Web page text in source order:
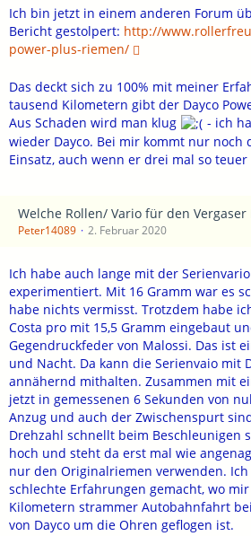
Wenn hier bei jemanden der
Marke war es dann? Der Originalriemen
Yamaha selbst hergestellt. Malossi wird
irgendwem auch schon mal der
gerissen?
Was mir jetzt nachträglich noch auffällt
Riemen hatte ich ganz normal über Ebay
ist der Riemen ja in der Mitte von einer
zusammen gebogen und wieder in diese
er in einen kleineren Umschlag gepasst
Was sagen die Experten?
Gruß Peter
Ich bin jetzt in einem anderen Forum
Bericht gestolpert: http://
power-plus-riemen/
Das deckt sich zu 100% mit meiner
tausend Kilometern gibt der Dayco
Aus Schaden wird man klug
- ich
wieder Dayco. Bei mir kommt nur noch
Einsatz, auch wenn er drei mal so teuer
Welche Rollen/ Vario für den Vergaser
Peter14089 2. Februar 2020
Ich habe auch lange mit der
experimentiert. Mit 16 Gramm war es
habe nichts vermisst. Trotzdem habe
Costa pro mit 15,5 Gramm eingebaut
Gegendruckfeder von Malossi. Das ist
und Nacht. Da kann die Serienvaio mit
annähernd mithalten. Zusammen mit
jetzt in gemessenen 6 Sekunden von
Anzug und auch der Zwischenspurt
Drehzahl schnellt beim Beschleunigen
hoch und steht da erst mal wie
nur den Originalriemen verwenden. Ich
schlechte Erfahrungen gemacht, wo
Kilometern strammer Autobahnfahrt
von Dayco um die Ohren geflogen ist.